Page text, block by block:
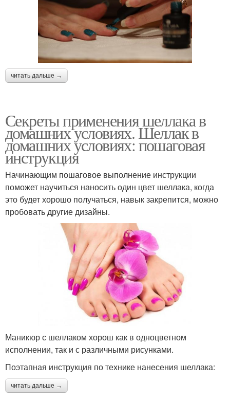
читать дальше →
Секреты применения шеллака в
домашних условиях. Шеллак в
домашних условиях: пошаговая
инструкция
Начинающим пошаговое выполнение инструкции
поможет научиться наносить один цвет шеллака, когда
это будет хорошо получаться, навык закрепится, можно
пробовать другие дизайны.
Маникюр с шеллаком хорош как в одноцветном
исполнении, так и с различными рисунками.
Поэтапная инструкция по технике нанесения шеллака:
читать дальше →